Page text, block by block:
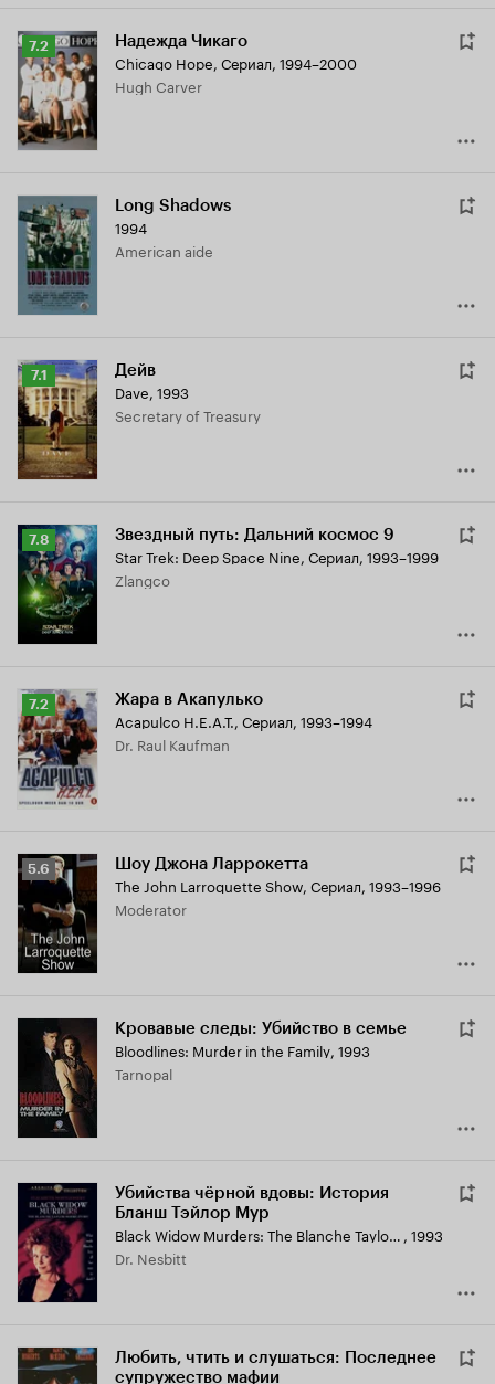
Рейтинг
Кинопоиска
7.2
7.2 Надежда Чикаго
Chicago Hope, Сериал, 1994–2000
Hugh Carver
Long Shadows
1994
American aide
Рейтинг
Кинопоиска
7.1
7.1 Дейв
Dave, 1993
Secretary of Treasury
Рейтинг
Кинопоиска
7.8
7.8 Звездный путь: Дальний космос 9
Star Trek: Deep Space Nine, Сериал, 1993–1999
Zlangco
Рейтинг
Кинопоиска
7.2
7.2 Жара в Акапулько
Acapulco H.E.A.T., Сериал, 1993–1994
Dr. Raul Kaufman
Рейтинг
Кинопоиска
5.6
5.6 Шоу Джона Ларрокетта
The John Larroquette Show, Сериал, 1993–1996
Moderator
Кровавые следы: Убийство в семье
Bloodlines: Murder in the Family, 1993
Tarnopal
Убийства чёрной вдовы: История
Бланш Тэйлор Мур
Black Widow Murders: The Blanche Taylor Moore Story , 1993
Dr. Nesbitt
Любить, чтить и слушаться: Последнее
супружество мафии